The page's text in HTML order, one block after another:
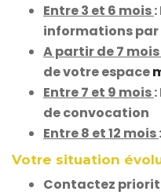
Entre 3 et 6 mois
informations par
A partir de 7 mois
de votre espace
Entre 7 et 9 mois
de convocation
Entre 8 et 12 mois:
Votre situation
Contactez